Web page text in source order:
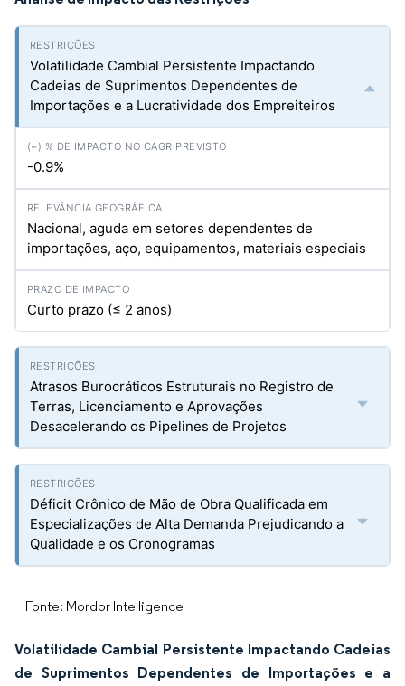
Volatilidade Cambial Persistente Impactando
Cadeias de Suprimentos Dependentes de
Importações e a Lucratividade dos Empreiteiros
-0.9%
Nacional, aguda em setores dependentes de
importações, aço, equipamentos, materiais especiais
Curto prazo (≤ 2 anos)
Atrasos Burocráticos Estruturais no Registro de
Terras, Licenciamento e Aprovações
Desacelerando os Pipelines de Projetos
Déficit Crônico de Mão de Obra Qualificada em
Especializações de Alta Demanda Prejudicando a
Qualidade e os Cronogramas
Fonte: Mordor Intelligence
Volatilidade Cambial Persistente Impactando Cadeias
de Suprimentos Dependentes de Importações e a